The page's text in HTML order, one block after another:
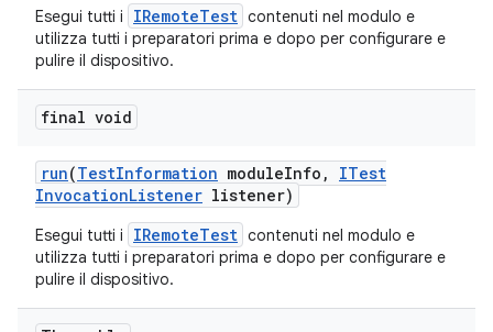
Esegui tutti i IRemoteTest contenuti nel modulo e
utilizza tutti i preparatori prima e dopo per configurare e
pulire il dispositivo.
final void
run(TestInformation moduleInfo ,
ITest
InvocationListener listener)
Esegui tutti i IRemoteTest contenuti nel modulo e
utilizza tutti i preparatori prima e dopo per configurare e
pulire il dispositivo.